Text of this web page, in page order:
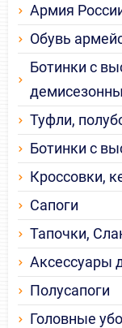
Армия
Обувь
Ботинки с
Туфли,
Ботинки с
Кроссовки,
Сапоги
Тапочки,
Аксессуары
Полусапоги
Головные